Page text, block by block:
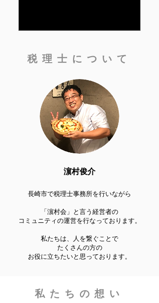
税理士について
濵村俊介
長崎市で税理士事務所を行いながら
「濵村会」と言う経営者の
コミュニティの運営を行なっております。
私たちは、人を繋ぐことで
たくさんの方の
お役に立ちたいと思っております。
私たちの想い